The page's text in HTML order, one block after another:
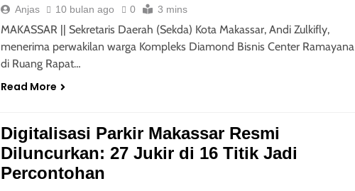
Anjas 10 bulan ago 0 3 mins
MAKASSAR || Sekretaris Daerah (Sekda) Kota Makassar, Andi Zulkifly,
menerima perwakilan warga Kompleks Diamond Bisnis Center Ramayana
di Ruang Rapat…
Read More
Digitalisasi Parkir Makassar Resmi
Diluncurkan: 27 Jukir di 16 Titik Jadi
Percontohan